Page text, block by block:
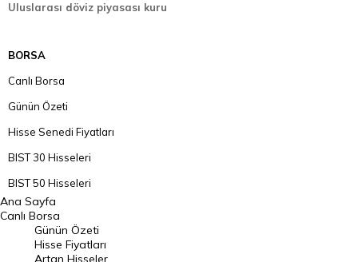
Uluslarası döviz piyasası kuru
BORSA
Canlı Borsa
Günün Özeti
Hisse Senedi Fiyatları
BIST 30 Hisseleri
BIST 50 Hisseleri
BIST 100 Hisseleri
En Çok Artan Hisseler
Ana Sayfa
Canlı Borsa
Günün Özeti
Hisse Fiyatları
Artan Hisseler